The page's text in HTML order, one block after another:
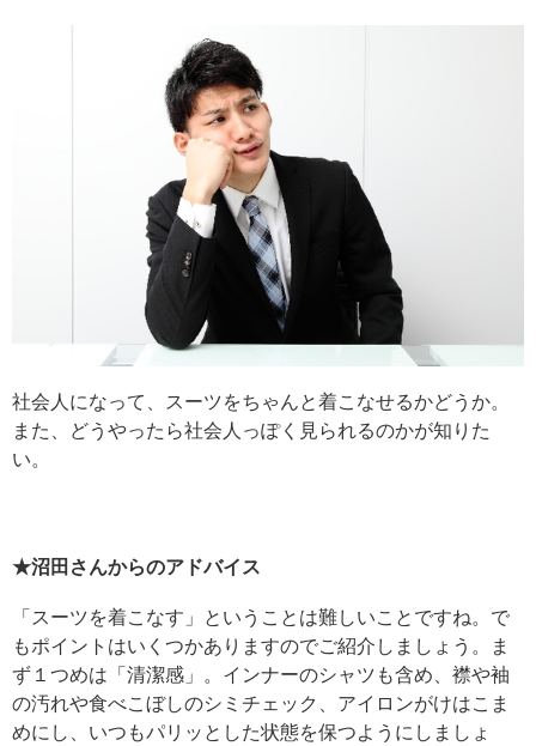
社会人になって、スーツをちゃんと着こなせるかどうか。
また、どうやったら社会人っぽく見られるのかが知りた
い。
★沼田さんからのアドバイス
「スーツを着こなす」ということは難しいことですね。で
もポイントはいくつかありますのでご紹介しましょう。ま
ず１つめは「清潔感」。インナーのシャツも含め、襟や袖
の汚れや食べこぼしのシミチェック、アイロンがけはこま
めにし、いつもパリッとした状態を保つようにしましょ